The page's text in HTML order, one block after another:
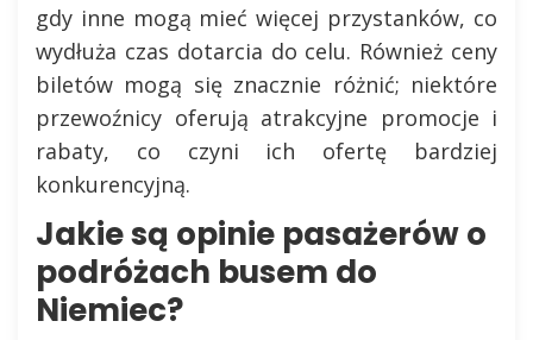
gdy inne mogą mieć więcej przystanków, co
wydłuża czas dotarcia do celu. Również ceny
biletów mogą się znacznie różnić; niektóre
przewoźnicy oferują atrakcyjne promocje i
rabaty, co czyni ich ofertę bardziej
konkurencyjną.
Jakie są opinie pasażerów o
podróżach busem do
Niemiec?